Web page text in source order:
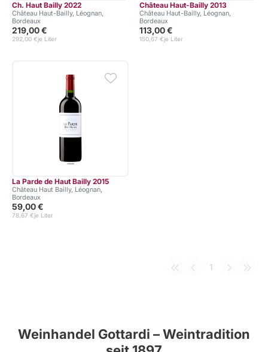
Ch. Haut Bailly 2022
Château Haut-Bailly, Léognan,
Bordeaux
219,00 €
je Liter
292,00 €
Château Haut-Bailly 2013
Château Haut-Bailly, Léognan,
Bordeaux
113,00 €
je Liter
150,67 €
La Parde de Haut Bailly 2015
Château Haut Bailly, Léognan,
Bordeaux
59,00 €
je Liter
78,67 €
1
Weinhandel Gottardi – Weintradition